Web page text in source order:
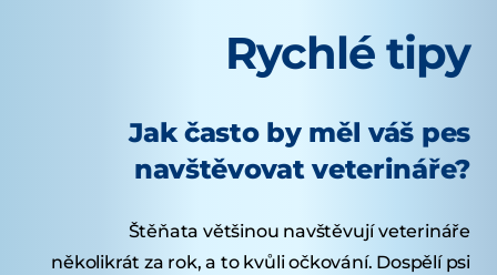
Rychlé tipy
Jak často by měl váš pes
navštěvovat veterináře?
Štěňata většinou navštěvují veterináře
několikrát za rok, a to kvůli očkování. Dospělí psi